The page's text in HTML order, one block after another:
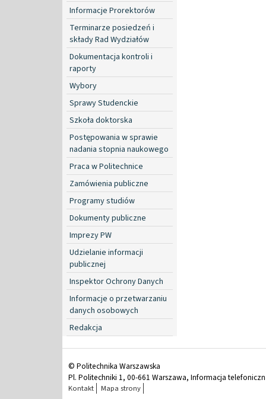
Informacje Prorektorów
Terminarze posiedzeń i
składy Rad Wydziałów
Dokumentacja kontroli i
raporty
Wybory
Sprawy Studenckie
Szkoła doktorska
Postępowania w sprawie
nadania stopnia naukowego
Praca w Politechnice
Zamówienia publiczne
Programy studiów
Dokumenty publiczne
Imprezy PW
Udzielanie informacji
publicznej
Inspektor Ochrony Danych
Informacje o przetwarzaniu
danych osobowych
Redakcja
© Politechnika Warszawska
Pl. Politechniki 1, 00-661 Warszawa, Informacja
Kontakt Mapa strony